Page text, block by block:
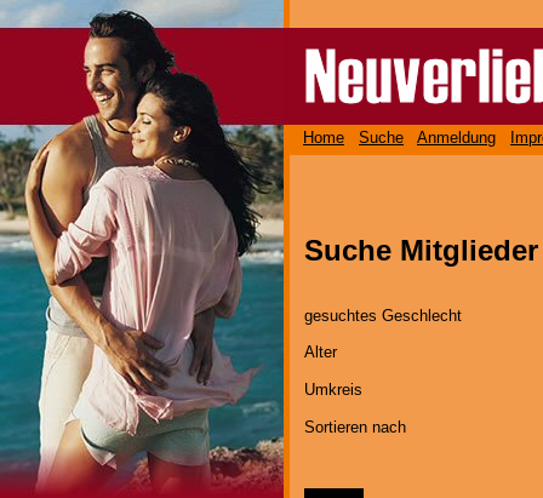
Home Suche Anmeldung
Suche
gesuchtes Geschlecht
Alter
Umkreis
Sortieren nach